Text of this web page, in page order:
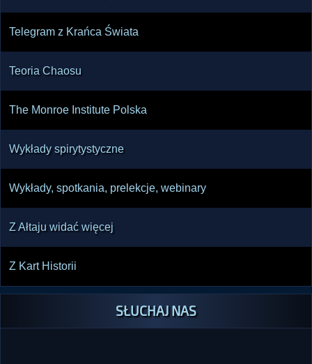
Telegram z Krańca Świata
Teoria Chaosu
The Monroe Institute Polska
Wykłady spirytystyczne
Wykłady, spotkania, prelekcje, webinary
Z Ałtaju widać więcej
Z Kart Historii
SŁUCHAJ NAS